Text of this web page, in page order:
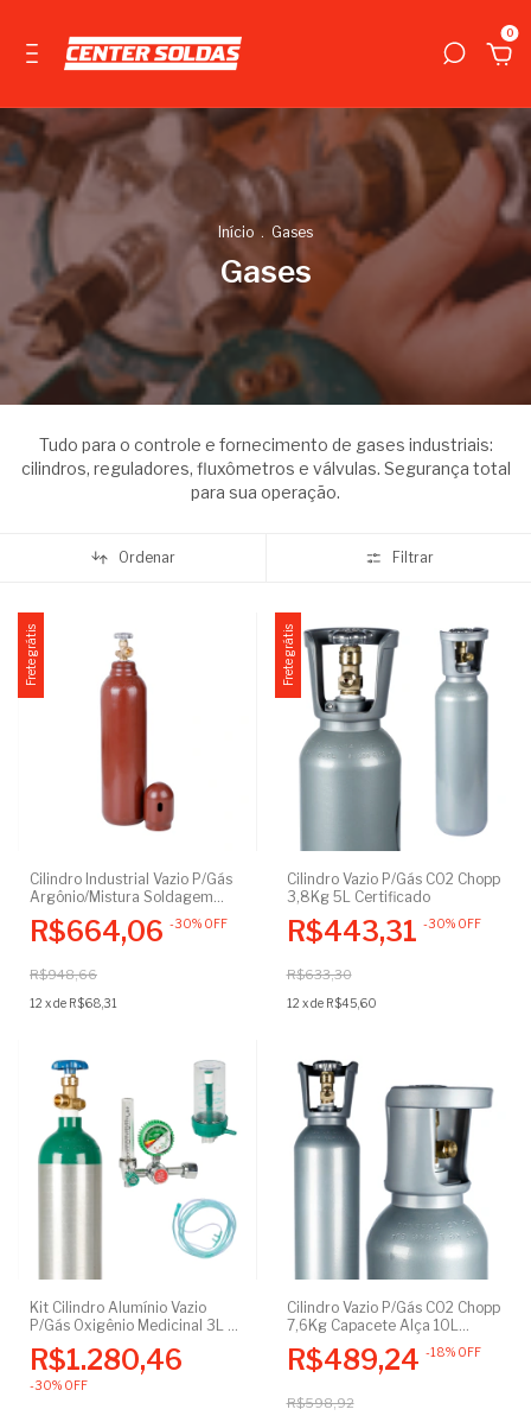
0
Início . Gases
Gases
Tudo para o controle e fornecimento de gases industriais:
cilindros, reguladores, fluxômetros e válvulas. Segurança total
para sua operação.
Ordenar Filtrar
Frete grátis
Cilindro Industrial Vazio P/Gás
Argônio/Mistura Soldagem
MIG/TIG 7L 1m³ Certificado
R$664,06 -30% OFF
R$948,66
12 xde R$68,31
Frete grátis
Cilindro Vazio P/Gás CO2 Chopp
3,8Kg 5L Certificado
R$443,31 -30% OFF
R$633,30
12 xde R$45,60
Kit Cilindro Alumínio Vazio
P/Gás Oxigênio Medicinal 3L +
C/Fluxômetro e Cateter Nasal
C/Extensão
R$1.280,46
-30% OFF
Cilindro Vazio P/Gás CO2 Chopp
7,6Kg Capacete Alça 10L
R$489,24 -18% OFF
R$598,92